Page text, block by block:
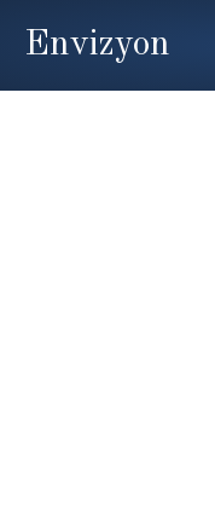
Envizyon